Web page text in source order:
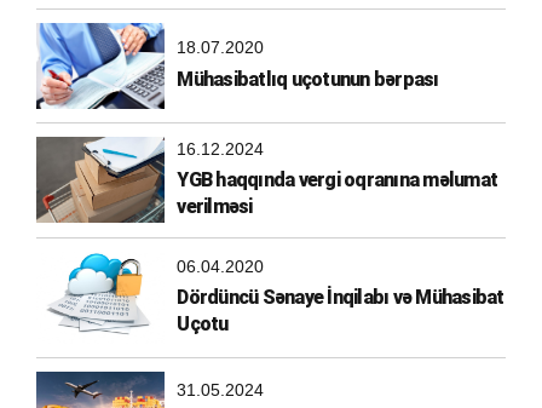
18.07.2020
Mühasibatlıq uçotunun bərpası
16.12.2024
YGB haqqında vergi oqranına məlumat
verilməsi
06.04.2020
Dördüncü Sənaye İnqilabı və Mühasibat
Uçotu
31.05.2024